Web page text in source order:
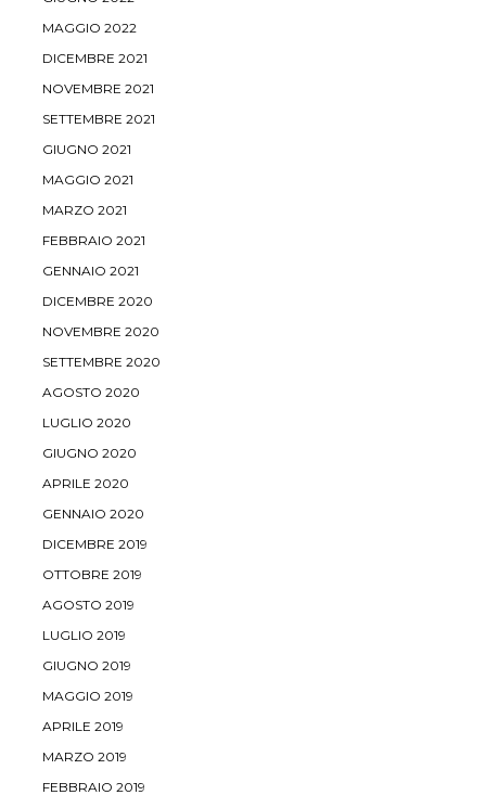
MAGGIO 2022
DICEMBRE 2021
NOVEMBRE 2021
SETTEMBRE 2021
GIUGNO 2021
MAGGIO 2021
MARZO 2021
FEBBRAIO 2021
GENNAIO 2021
DICEMBRE 2020
NOVEMBRE 2020
SETTEMBRE 2020
AGOSTO 2020
LUGLIO 2020
GIUGNO 2020
APRILE 2020
GENNAIO 2020
DICEMBRE 2019
OTTOBRE 2019
AGOSTO 2019
LUGLIO 2019
GIUGNO 2019
MAGGIO 2019
APRILE 2019
MARZO 2019
FEBBRAIO 2019